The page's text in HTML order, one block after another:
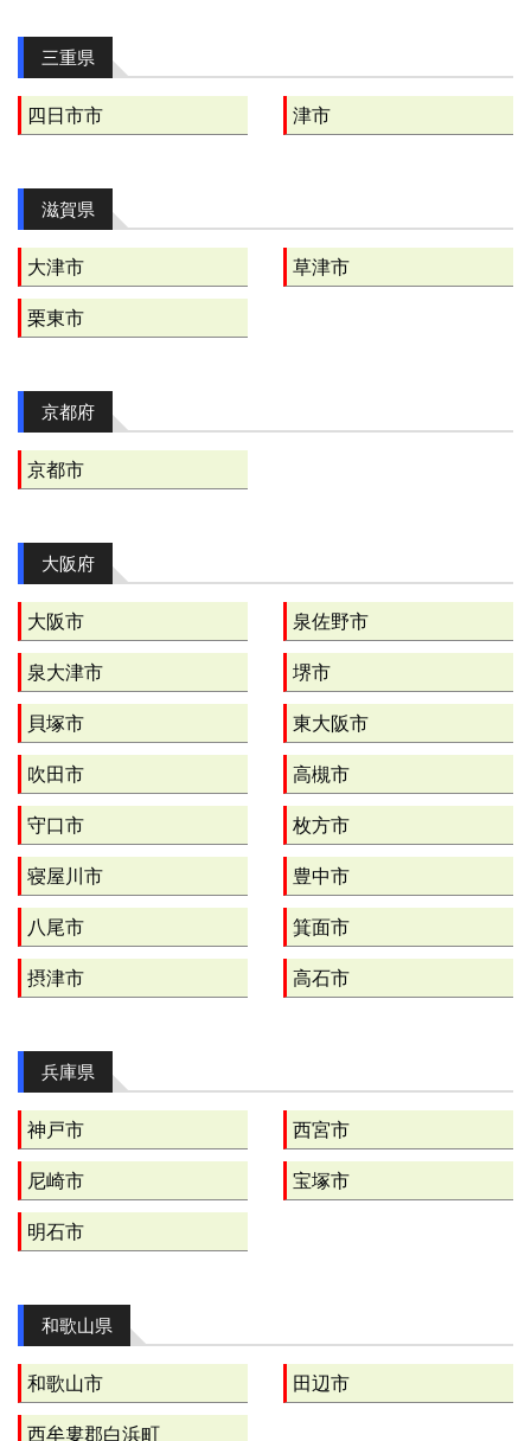
三重県
四日市市 津市
滋賀県
大津市 草津市
栗東市
京都府
京都市
大阪府
大阪市 泉佐野市
泉大津市 堺市
貝塚市 東大阪市
吹田市 高槻市
守口市 枚方市
寝屋川市 豊中市
八尾市 箕面市
摂津市 高石市
兵庫県
神戸市 西宮市
尼崎市 宝塚市
明石市
和歌山県
和歌山市 田辺市
西牟婁郡白浜町